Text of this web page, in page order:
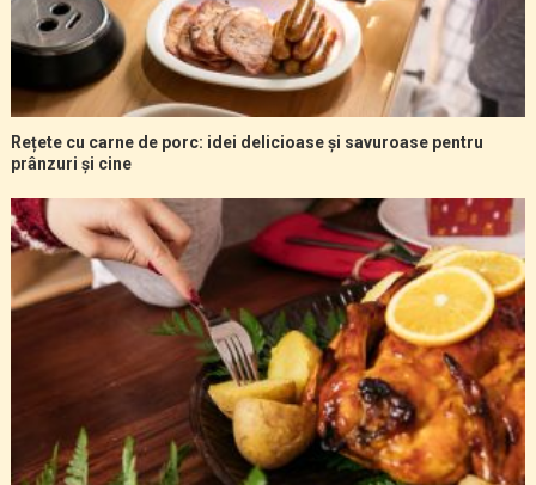
Rețete cu carne de porc: idei delicioase și savuroase pentru
prânzuri și cine